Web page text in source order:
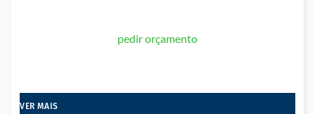
pedir orçamento
VER MAIS